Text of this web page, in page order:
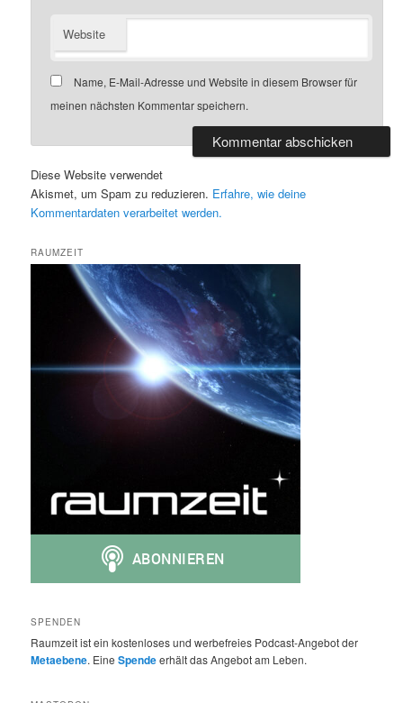
Website
Name, E-Mail-Adresse und Website in diesem Browser für
meinen nächsten Kommentar speichern.
Diese Website verwendet
Akismet, um Spam zu reduzieren. Erfahre, wie deine
Kommentardaten verarbeitet werden.
RAUMZEIT
SPENDEN
Raumzeit ist ein kostenloses und werbefreies Podcast-Angebot der
Metaebene. EineSpendeerhält das Angebot am Leben.